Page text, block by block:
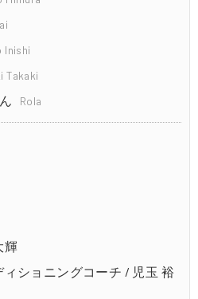
Inishi
Takaki
Rola
輝
ショニングコーチ / 児玉 裕